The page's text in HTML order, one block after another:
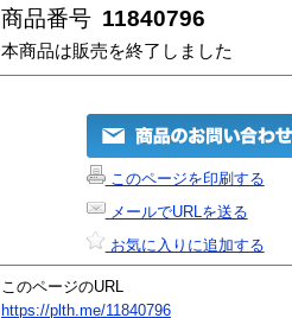
商品番号 11840796
本商品は販売を終了しました
このページを印刷する
メールでURLを送る
お気に入りに追加する
このページのURL
https://plth.me/11840796